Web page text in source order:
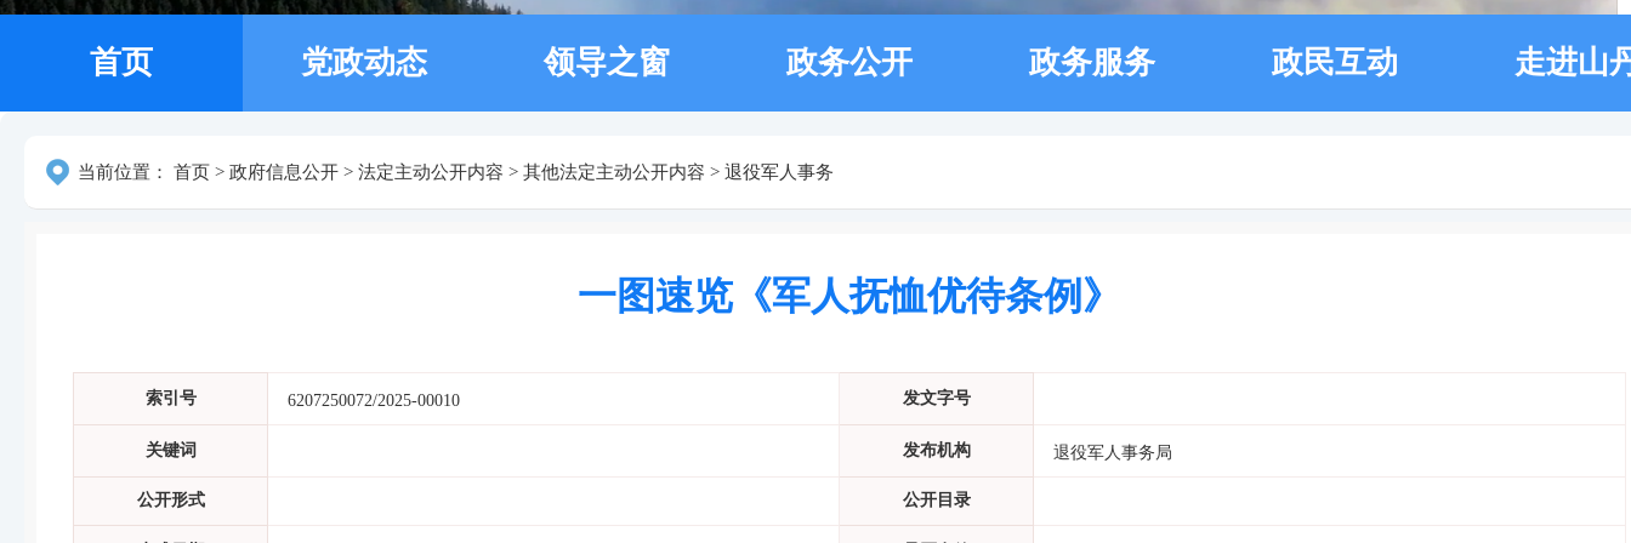
首页 党政动态 领导之窗 政务公开 政务服务 政民互动 走进山
当前位置： 首页 > 政府信息公开 > 法定主动公开内容 > 其他法定主动公开内容 > 退役军人事务
一图速览《军人抚恤优待条例》
索引号 6207250072/2025-00010 发文字号
关键词 发布机构 退役军人事务局
公开形式 公开目录